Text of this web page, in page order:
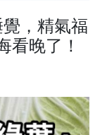
，精氣福
看晚了！